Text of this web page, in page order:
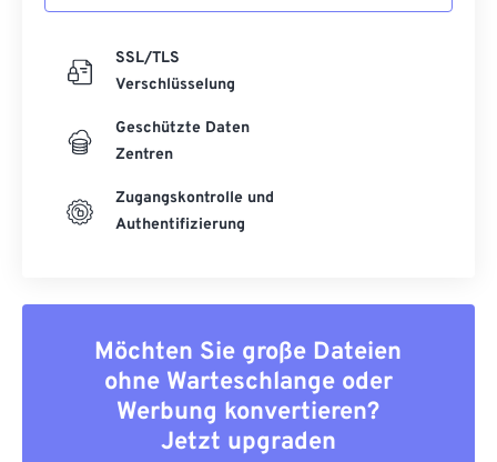
SSL/TLS
Verschlüsselung
Geschützte Daten
Zentren
Zugangskontrolle und
Authentifizierung
Möchten Sie große Dateien
ohne Warteschlange oder
Werbung konvertieren?
Jetzt upgraden